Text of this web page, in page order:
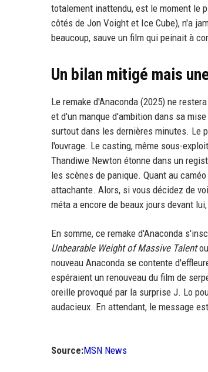
totalement inattendu, est le moment le
côtés de Jon Voight et Ice Cube), n'a
beaucoup, sauve un film qui peinait à
Un bilan mitigé mais
Le remake d'Anaconda (2025) ne
et d'un manque d'ambition dans sa
surtout dans les dernières minutes. Le
l'ouvrage. Le casting, même sous-
Thandiwe Newton étonne dans un
les scènes de panique. Quant au
attachante. Alors, si vous décidez de
méta a encore de beaux jours devant
En somme, ce remake d'Anaconda
Unbearable Weight of Massive Talent
nouveau Anaconda se contente
espéraient un renouveau du film de
oreille provoqué par la surprise J. Lo
audacieux. En attendant, le message
Source:MSN News